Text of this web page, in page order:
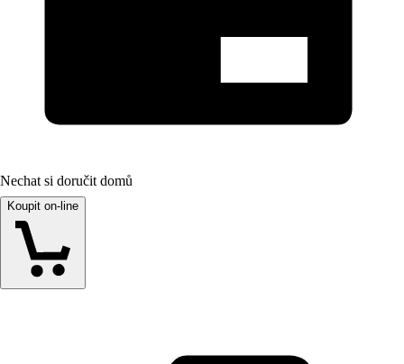
Nechat si doručit domů
Koupit on-line